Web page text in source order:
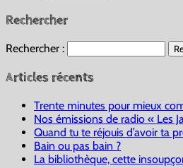
Rechercher
Rechercher :
Articles récents
Trente minutes pour mieux
Nos émissions de radio « Les
Quand tu te réjouis d’avoir ta
Bain ou pas bain ?
La bibliothèque, cette